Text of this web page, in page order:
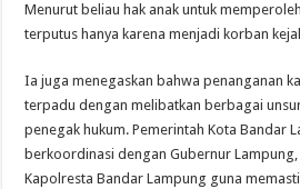
Menurut beliau hak anak untuk
terputus hanya karena menjadi korban
Ia juga menegaskan bahwa penanganan
terpadu dengan melibatkan berbagai
penegak hukum. Pemerintah Kota Bandar
berkoordinasi dengan Gubernur
Kapolresta Bandar Lampung guna